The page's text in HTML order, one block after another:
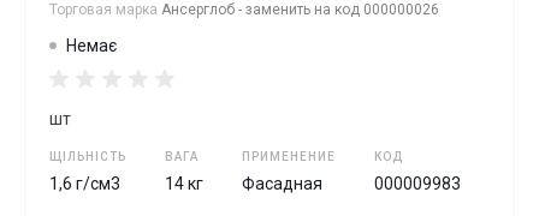
Торговая марка Ансерглоб - заменить на код 000000026
Немає
шт
ЩІЛЬНІСТЬ
1,6 г/см3
ВАГА
14 кг
ПРИМЕНЕНИЕ
Фасадная
КОД
000009983